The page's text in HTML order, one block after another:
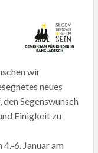
wir
neues
Segenswunsch
Einigkeit zu
6. Januar am